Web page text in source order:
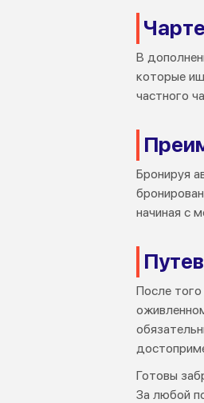
В
которые
частного
Бронируя
начиная с
После
Готовы
За любой